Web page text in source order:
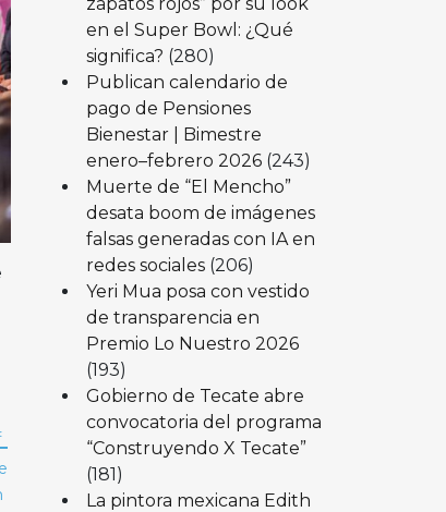
en el Super Bowl: ¿Qué
significa? (280)
Publican calendario de
pago de Pensiones
Bienestar | Bimestre
enero–febrero 2026 (243)
Muerte de “El Mencho”
desata boom de imágenes
falsas generadas con IA en
redes sociales (206)
Yeri Mua posa con vestido
de transparencia en
Premio Lo Nuestro 2026
(193)
Gobierno de Tecate abre
convocatoria del programa
“Construyendo X Tecate”
(181)
La pintora mexicana Edith